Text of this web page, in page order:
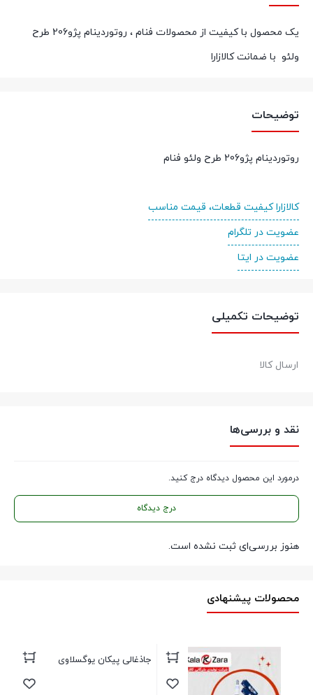
یک محصول با کیفیت از محصولات فنام ، روتوردینام پژو206 طرح
ولئو با ضمانت کالازارا
توضیحات
روتوردینام پژو206 طرح ولئو فنام
کالازارا کیفیت قطعات، قیمت مناسب
عضویت در تلگرام
عضویت در ایتا
توضیحات تکمیلی
ارسال کالا
نقد و بررسی‌ها
درمورد این محصول دیدگاه درج کنید.
درج دیدگاه
هنوز بررسی‌ای ثبت نشده است.
محصولات پیشنهادی